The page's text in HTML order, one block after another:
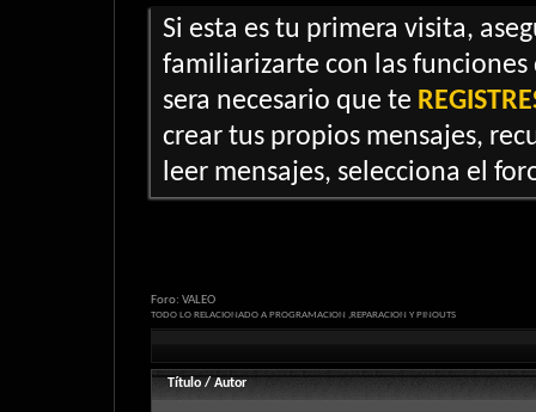
Si esta es tu primera visita,
familiarizarte con las funciones
sera necesario que te
crear tus propios mensajes,
leer mensajes, selecciona el
Foro: VALEO
TODO LO RELACIONADO A PROGRAMACION ,REPARACION Y PINOUTS
Título / Autor